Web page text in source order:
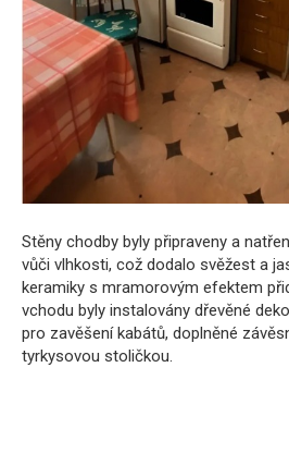
Stěny chodby byly připraveny a
vůči vlhkosti, což dodalo svěžest a
keramiky s mramorovým efektem
vchodu byly instalovány dřevěné
pro zavěšení kabátů, doplněné
tyrkysovou stoličkou.